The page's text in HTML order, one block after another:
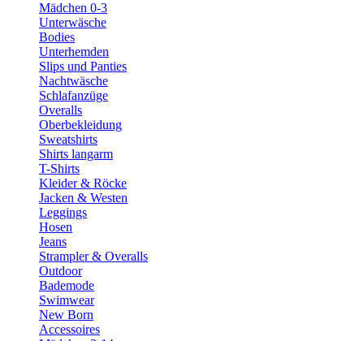
Mädchen 0-3
Unterwäsche
Bodies
Unterhemden
Slips und Panties
Nachtwäsche
Schlafanzüge
Overalls
Oberbekleidung
Sweatshirts
Shirts langarm
T-Shirts
Kleider & Röcke
Jacken & Westen
Leggings
Hosen
Jeans
Strampler & Overalls
Outdoor
Bademode
Swimwear
New Born
Accessoires